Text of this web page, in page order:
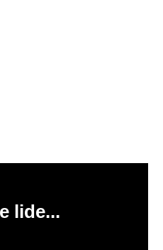
lide...